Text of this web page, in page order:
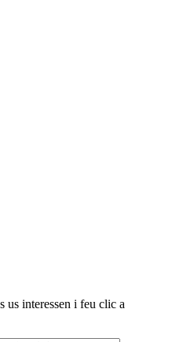
us interessen i feu clic a